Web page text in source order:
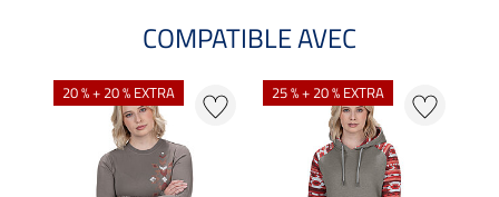
COMPATIBLE AVEC
20 % + 20 % EXTRA 25 % + 20 % EXTRA